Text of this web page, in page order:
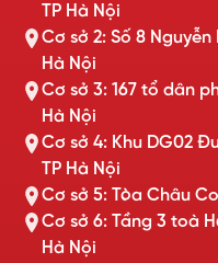
TP Hà Nội
Cơ sở 2: Số 8
Hà Nội
Cơ sở 3: 167 tổ dân
Hà Nội
Cơ sở 4: Khu DG02
TP Hà Nội
Cơ sở 5: Tòa Châu
Cơ sở 6: Tầng 3 toà
Hà Nội